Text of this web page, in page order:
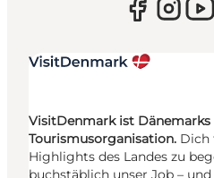
VisitDenmark ist Dänemarks
Tourismusorganisation. Dich
Highlights des Landes zu
buchstäblich unser Job –